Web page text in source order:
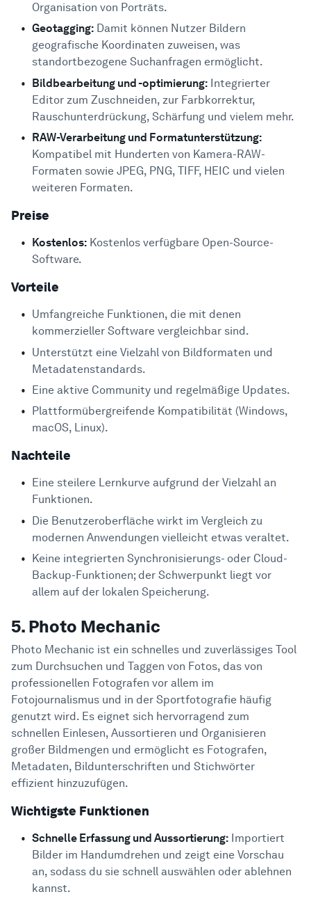
Organisation von Porträts.
Geotagging: Damit können Nutzer Bildern
geografische Koordinaten zuweisen, was
standortbezogene Suchanfragen ermöglicht.
Bildbearbeitung und -optimierung: Integrierter
Editor zum Zuschneiden, zur Farbkorrektur,
Rauschunterdrückung, Schärfung und vielem mehr.
RAW-Verarbeitung und Formatunterstützung:
Kompatibel mit Hunderten von Kamera-RAW-
Formaten sowie JPEG, PNG, TIFF, HEIC und vielen
weiteren Formaten.
Preise
Kostenlos: Kostenlos verfügbare Open-Source-
Software.
Vorteile
Umfangreiche Funktionen, die mit denen
kommerzieller Software vergleichbar sind.
Unterstützt eine Vielzahl von Bildformaten und
Metadatenstandards.
Eine aktive Community und regelmäßige Updates.
Plattformübergreifende Kompatibilität (Windows,
macOS, Linux).
Nachteile
Eine steilere Lernkurve aufgrund der Vielzahl an
Funktionen.
Die Benutzeroberfläche wirkt im Vergleich zu
modernen Anwendungen vielleicht etwas veraltet.
Keine integrierten Synchronisierungs- oder Cloud-
Backup-Funktionen; der Schwerpunkt liegt vor
allem auf der lokalen Speicherung.
5. Photo Mechanic
Photo Mechanic ist ein schnelles und zuverlässiges Tool
zum Durchsuchen und Taggen von Fotos, das von
professionellen Fotografen vor allem im
Fotojournalismus und in der Sportfotografie häufig
genutzt wird. Es eignet sich hervorragend zum
schnellen Einlesen, Aussortieren und Organisieren
großer Bildmengen und ermöglicht es Fotografen,
Metadaten, Bildunterschriften und Stichwörter
effizient hinzuzufügen.
Wichtigste Funktionen
Schnelle Erfassung und Aussortierung: Importiert
Bilder im Handumdrehen und zeigt eine Vorschau
an, sodass du sie schnell auswählen oder ablehnen
kannst.